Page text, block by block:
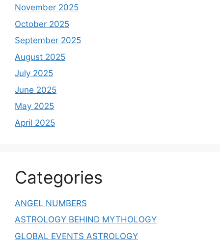
November 2025
October 2025
September 2025
August 2025
July 2025
June 2025
May 2025
April 2025
Categories
ANGEL NUMBERS
ASTROLOGY BEHIND MYTHOLOGY
GLOBAL EVENTS ASTROLOGY